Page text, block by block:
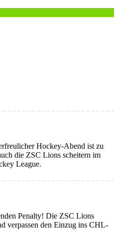
Hockey-Abend ist zu
die ZSC Lions scheitern im
League.
Penalty! Die ZSC Lions
verpassen den Einzug ins CHL-